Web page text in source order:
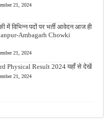
21, 2024
में विभिन्न पदों पर भर्ती आवेदन आज ही
Ambagarh Chowki
21, 2024
Physical Result 2024 यहाँ से देखें
21, 2024